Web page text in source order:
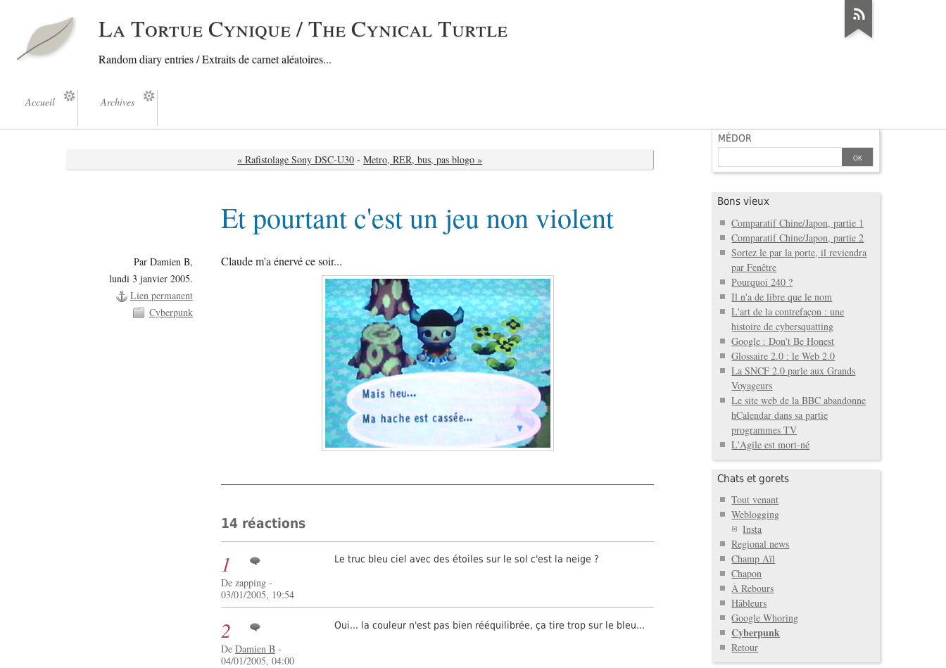
La Tortue Cynique / The Cynical Turtle
Random diary entries / Extraits de carnet aléatoires...
Accueil Archives
« Rafistolage Sony DSC-U30 - Metro, RER, bus, pas blogo »
Et pourtant c'est un jeu non violent
Par Damien B,
lundi 3 janvier 2005.
Lien permanent
Cyberpunk
Claude m'a énervé ce soir...
14 réactions
1
De zapping -
03/01/2005, 19:54
Le truc bleu ciel avec des étoiles sur le sol c'est la neige ?
2
DeDamien B -
04/01/2005, 04:00
Oui... la couleur n'est pas bien rééquilibrée, ça tire trop sur le bleu...
MÉDOR
Bons vieux
Comparatif Chine/Japon, partie 1
Comparatif Chine/Japon, partie 2
Sortez le par la porte, il reviendra
par Fenêtre
Pourquoi 240 ?
Il n'a de libre que le nom
L'art de la contrefaçon : une
histoire de cybersquatting
Google : Don't Be Honest
Glossaire 2.0 : le Web 2.0
La SNCF 2.0 parle aux Grands
Voyageurs
Le site web de la BBC abandonne
hCalendar dans sa partie
programmes TV
L'Agile est mort-né
Chats et gorets
Tout venant
Weblogging
Insta
Regional news
Champ Aïl
Chapon
À Rebours
Hâbleurs
Google Whoring
Cyberpunk
Retour